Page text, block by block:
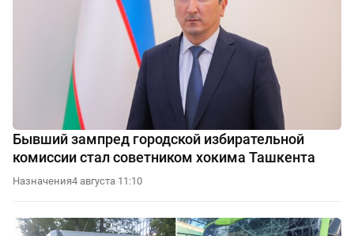
Бывший зампред городской избирательной
комиссии стал советником хокима Ташкента
Назначения4 августа 11:10